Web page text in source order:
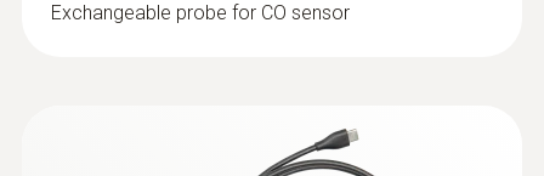
Exchangeable probe for CO sensor